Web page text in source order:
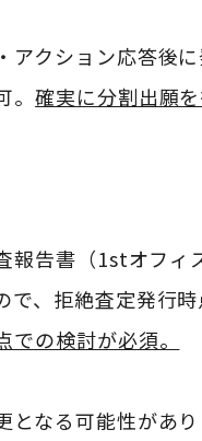
アクション応答後
。確実に分割出願
報告書（1stオフィ
、拒絶査定発行時
の検討が必須。
となる可能性があ